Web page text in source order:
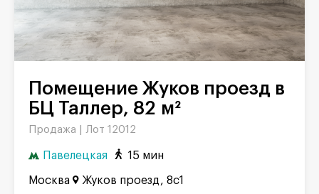
Помещение Жуков проезд в
БЦ Таллер, 82 м²
Продажа | Лот 12012
Павелецкая 15 мин
Москва Жуков проезд, 8с1